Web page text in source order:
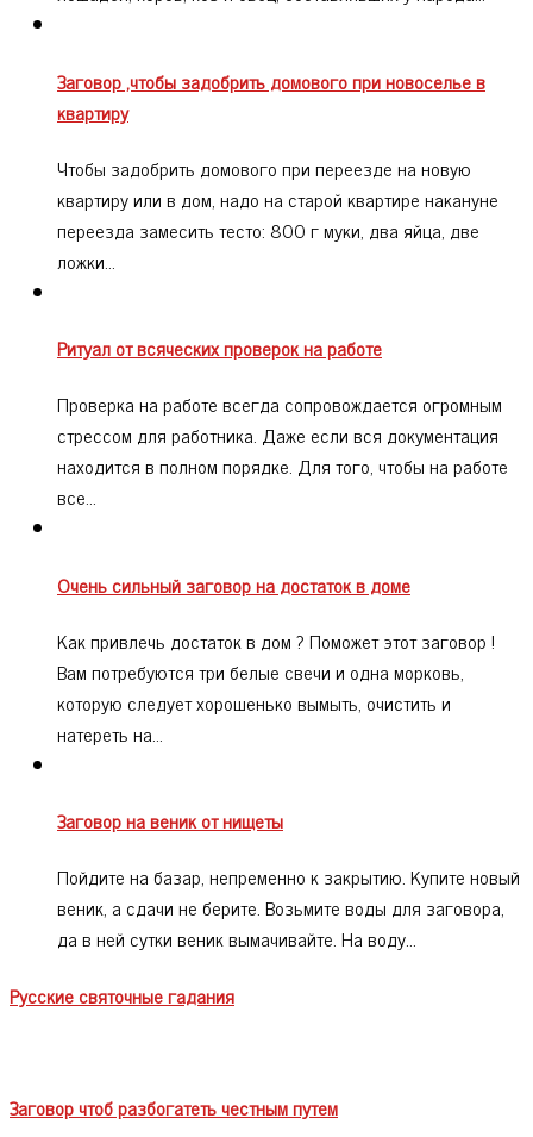
Заговор ,чтобы задобрить домового при новоселье в
квартиру
Чтобы задобрить домового при переезде на новую
квартиру или в дом, надо на старой квартире накануне
переезда замесить тесто: 800 г муки, два яйца, две
ложки…
Ритуал от всяческих проверок на работе
Проверка на работе всегда сопровождается огромным
стрессом для работника. Даже если вся документация
находится в полном порядке. Для того, чтобы на работе
все…
Очень сильный заговор на достаток в доме
Как привлечь достаток в дом ? Поможет этот заговор !
Вам потребуются три белые свечи и одна морковь,
которую следует хорошенько вымыть, очистить и
натереть на…
Заговор на веник от нищеты
Пойдите на базар, непременно к закрытию. Купите новый
веник, а сдачи не берите. Возьмите воды для заговора,
да в ней сутки веник вымачивайте. На воду…
Русские святочные гадания
Заговор чтоб разбогатеть честным путем